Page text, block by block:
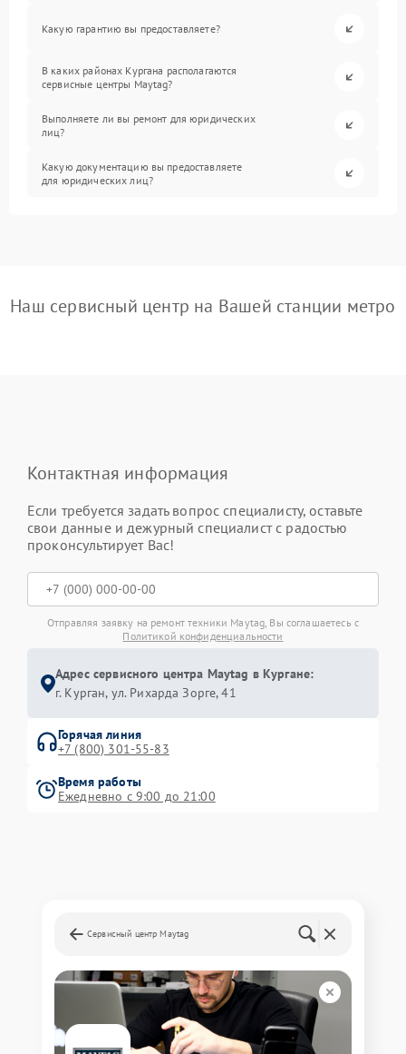
Какую гарантию вы предоставляете?
В каких районах Кургана располагаются
сервисные центры Maytag?
Выполняете ли вы ремонт для юридических
лиц?
Какую документацию вы предоставляете
для юридических лиц?
Наш сервисный центр на Вашей станции метро
Контактная информация
Если требуется задать вопрос специалисту, оставьте
свои данные и дежурный специалист с радостью
проконсультирует Вас!
Отправляя заявку на ремонт техники Maytag, Вы соглашаетесь с
Политикой конфиденциальности
Адрес сервисного центра Maytag в Кургане:
г. Курган, ул. Рихарда Зорге, 41
Горячая линия
+7 (800) 301-55-83
Время работы
Ежедневно с 9:00 до 21:00
Сервисный центр Maytag